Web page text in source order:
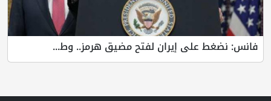
على إيران لفتح مضيق هرمز.. وط...